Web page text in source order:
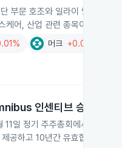
문 호조와 일라이 릴리의
, 산업 관련 종목이 강세를
머크 +0.03%
인센티브 승인
일 정기 주주총회에서 4개 안
공하고 10년간 유효합니다.